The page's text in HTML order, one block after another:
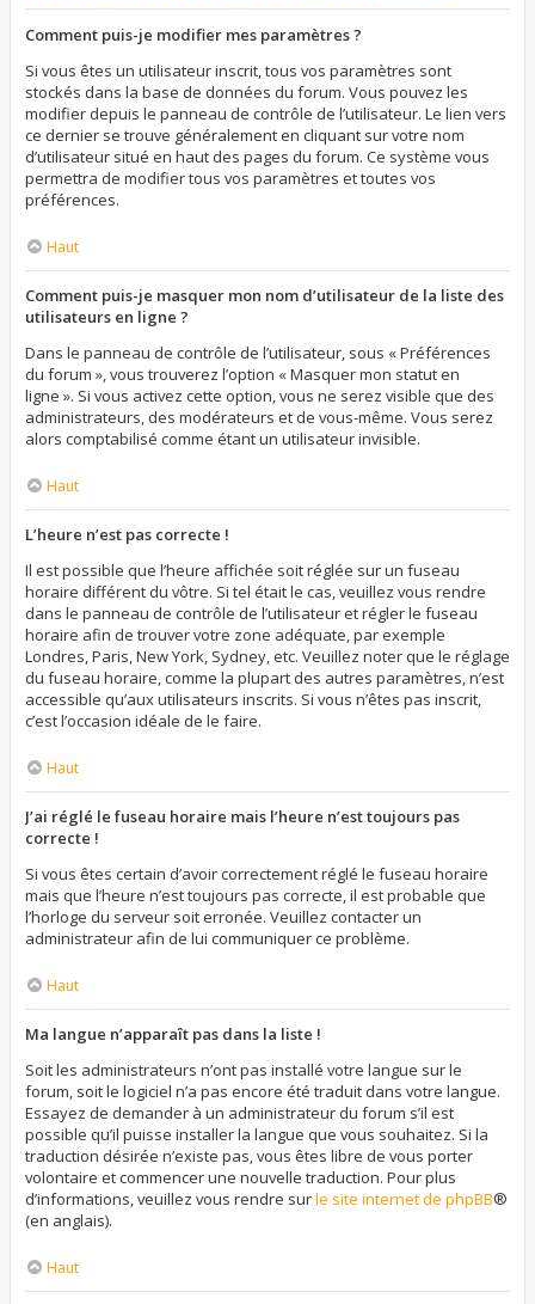
Comment puis-je modifier mes paramètres ?
Si vous êtes un utilisateur inscrit, tous vos paramètres sont
stockés dans la base de données du forum. Vous pouvez les
modifier depuis le panneau de contrôle de l’utilisateur. Le lien vers
ce dernier se trouve généralement en cliquant sur votre nom
d’utilisateur situé en haut des pages du forum. Ce système vous
permettra de modifier tous vos paramètres et toutes vos
préférences.
Haut
Comment puis-je masquer mon nom d’utilisateur de la liste des
utilisateurs en ligne ?
Dans le panneau de contrôle de l’utilisateur, sous « Préférences
du forum », vous trouverez l’option « Masquer mon statut en
ligne ». Si vous activez cette option, vous ne serez visible que des
administrateurs, des modérateurs et de vous-même. Vous serez
alors comptabilisé comme étant un utilisateur invisible.
Haut
L’heure n’est pas correcte !
Il est possible que l’heure affichée soit réglée sur un fuseau
horaire différent du vôtre. Si tel était le cas, veuillez vous rendre
dans le panneau de contrôle de l’utilisateur et régler le fuseau
horaire afin de trouver votre zone adéquate, par exemple
Londres, Paris, New York, Sydney, etc. Veuillez noter que le réglage
du fuseau horaire, comme la plupart des autres paramètres, n’est
accessible qu’aux utilisateurs inscrits. Si vous n’êtes pas inscrit,
c’est l’occasion idéale de le faire.
Haut
J’ai réglé le fuseau horaire mais l’heure n’est toujours pas
correcte !
Si vous êtes certain d’avoir correctement réglé le fuseau horaire
mais que l’heure n’est toujours pas correcte, il est probable que
l’horloge du serveur soit erronée. Veuillez contacter un
administrateur afin de lui communiquer ce problème.
Haut
Ma langue n’apparaît pas dans la liste !
Soit les administrateurs n’ont pas installé votre langue sur le
forum, soit le logiciel n’a pas encore été traduit dans votre langue.
Essayez de demander à un administrateur du forum s’il est
possible qu’il puisse installer la langue que vous souhaitez. Si la
traduction désirée n’existe pas, vous êtes libre de vous porter
volontaire et commencer une nouvelle traduction. Pour plus
d’informations, veuillez vous rendre surle site internet de phpBB®
(en anglais).
Haut